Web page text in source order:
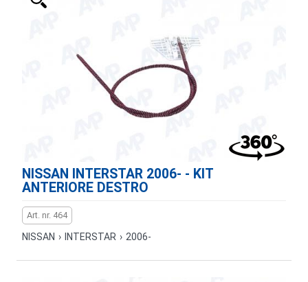
NISSAN INTERSTAR 2006- - KIT
ANTERIORE DESTRO
Art. nr. 464
NISSAN › INTERSTAR › 2006-